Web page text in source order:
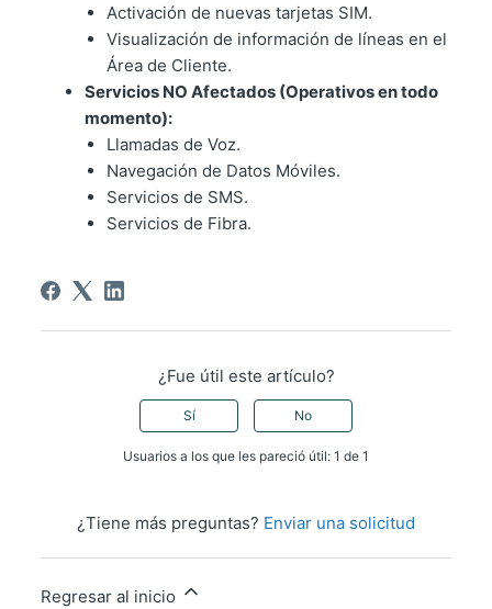
Activación de nuevas tarjetas SIM.
Visualización de información de líneas en el
Área de Cliente.
Servicios NO Afectados (Operativos en todo
momento):
Llamadas de Voz.
Navegación de Datos Móviles.
Servicios de SMS.
Servicios de Fibra.
¿Fue útil este artículo?
Sí No
Usuarios a los que les pareció útil: 1 de 1
¿Tiene más preguntas? Enviar una solicitud
Regresar al inicio